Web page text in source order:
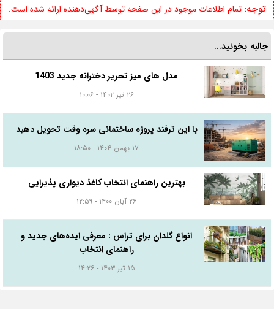
توجه:تمام اطلاعات موجود در این صفحه توسط آگهی‌دهنده ارائه شده است.
جالبه بخونید...
مدل های میز تحریر دخترانه جدید 1403
۲۶ تیر ۱۴۰۲ - ۱۰:۰۶
با این ترفند پروژه ساختمانی سره وقت تحویل دهید
بهترین راهنمای انتخاب کاغذ دیواری پذیرایی
۲۶ آبان ۱۴۰۰ - ۱۲:۵۹
انواع گلدان برای تراس : معرفی ایده‌های جدید و
راهنمای انتخاب
۱۵ تیر ۱۴۰۳ - ۱۴:۲۶